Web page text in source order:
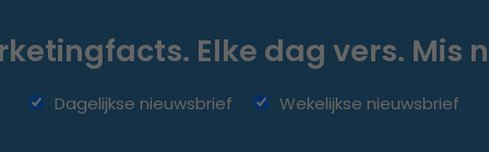
Elke dag vers. Mis
Dagelijkse nieuwsbrief Wekelijkse nieuwsbrief